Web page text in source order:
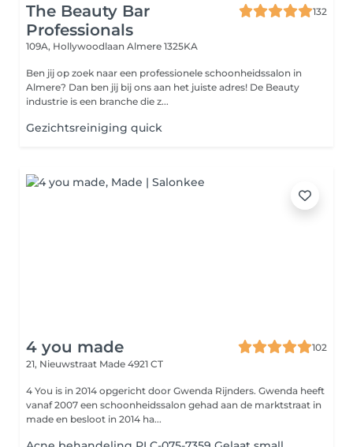
The Beauty Bar
Professionals
132
109A, Hollywoodlaan Almere 1325KA
Ben jij op zoek naar een professionele schoonheidssalon in
Almere? Dan ben jij bij ons aan het juiste adres! De Beauty
industrie is een branche die z...
Gezichtsreiniging quick
4 you made
102
21, Nieuwstraat Made 4921 CT
4 You is in 2014 opgericht door Gwenda Rijnders. Gwenda heeft
vanaf 2007 een schoonheidssalon gehad aan de marktstraat in
made en besloot in 2014 ha...